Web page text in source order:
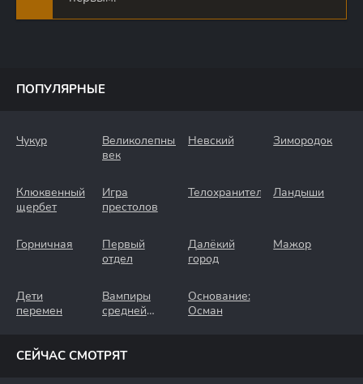
ПОПУЛЯРНЫЕ
Чукур
Великолепный
век
Невский Зимородок
Клюквенный
щербет
Игра
престолов
Телохранители Ландыши
Горничная
Первый
отдел
Далёкий
город
Мажор
Дети
перемен
Вампиры
средней
Основание:
Осман
СЕЙЧАС СМОТРЯТ